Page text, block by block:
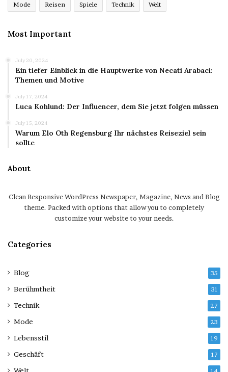
Mode Reisen Spiele Technik Welt
Most Important
July 20, 2024
Ein tiefer Einblick in die Hauptwerke von Necati Arabaci:
Themen und Motive
July 17, 2024
Luca Kohlund: Der Influencer, dem Sie jetzt folgen müssen
July 15, 2024
Warum Elo Oth Regensburg Ihr nächstes Reiseziel sein
sollte
About
Clean Responsive WordPress Newspaper, Magazine, News and Blog
theme. Packed with options that allow you to completely
customize your website to your needs.
Categories
Blog 35
Berühmtheit 31
Technik 27
Mode 23
Lebensstil 19
Geschäft 17